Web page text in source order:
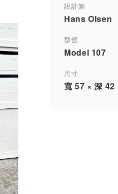
設計師
Hans Olsen
型號
Model 107
尺寸
寬 57 × 深 42